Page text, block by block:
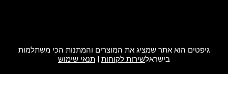
גיפטים הוא אתר שמציג את המוצרים והמתנות הכי משתלמות
בישראלשירות לקוחות תנאי שימוש